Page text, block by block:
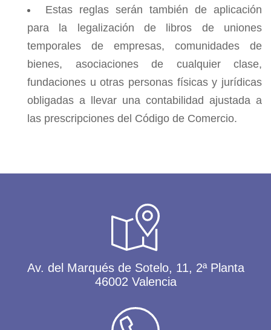
Estas reglas serán también de aplicación
para la legalización de libros de uniones
temporales de empresas, comunidades de
bienes, asociaciones de cualquier clase,
fundaciones u otras personas físicas y jurídicas
obligadas a llevar una contabilidad ajustada a
las prescripciones del Código de Comercio.
Av. del Marqués de Sotelo, 11, 2ª Planta
46002 Valencia